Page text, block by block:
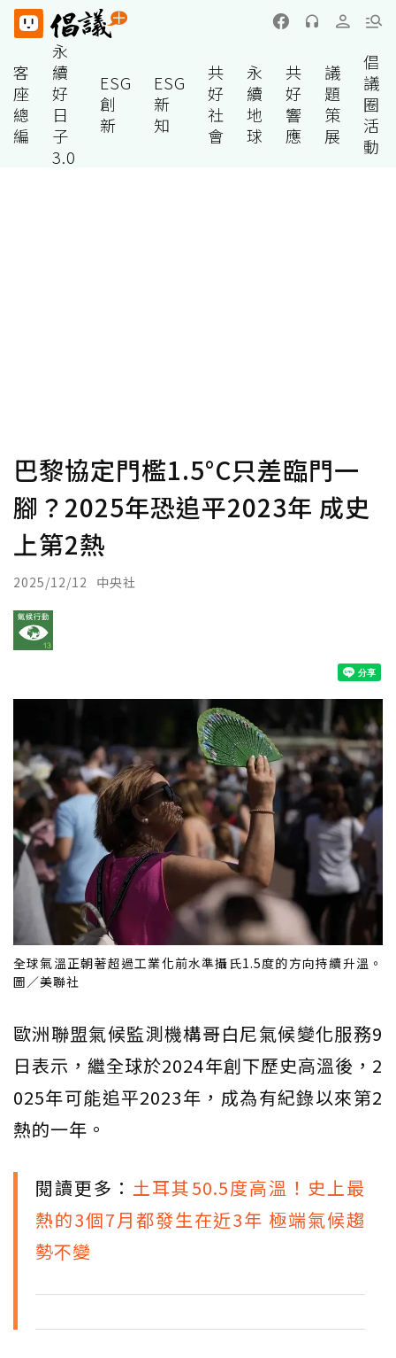
客
座
總
編
永
續
好
日
子
3.0
ESG
創
新
ESG
新
知
共
好
社
會
永
續
地
球
共
好
響
應
議
題
策
展
倡
議
圈
活
動
巴黎協定門檻1.5°C只差臨門一
腳？2025年恐追平2023年 成史
上第2熱
2025/12/12 中央社
全球氣溫正朝著超過工業化前水準攝氏1.5度的方向持續升溫。
圖／美聯社
歐洲聯盟氣候監測機構哥白尼氣候變化服務9
日表示，繼全球於2024年創下歷史高溫後，2
025年可能追平2023年，成為有紀錄以來第2
熱的一年。
閱讀更多： 土耳其50.5度高溫！史上最
熱的3個7月都發生在近3年 極端氣候趨
勢不變